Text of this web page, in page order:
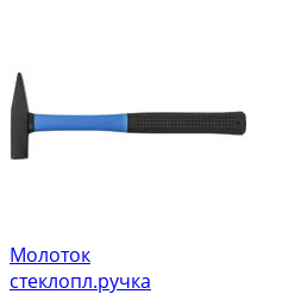
Молоток
стеклопл.ручка